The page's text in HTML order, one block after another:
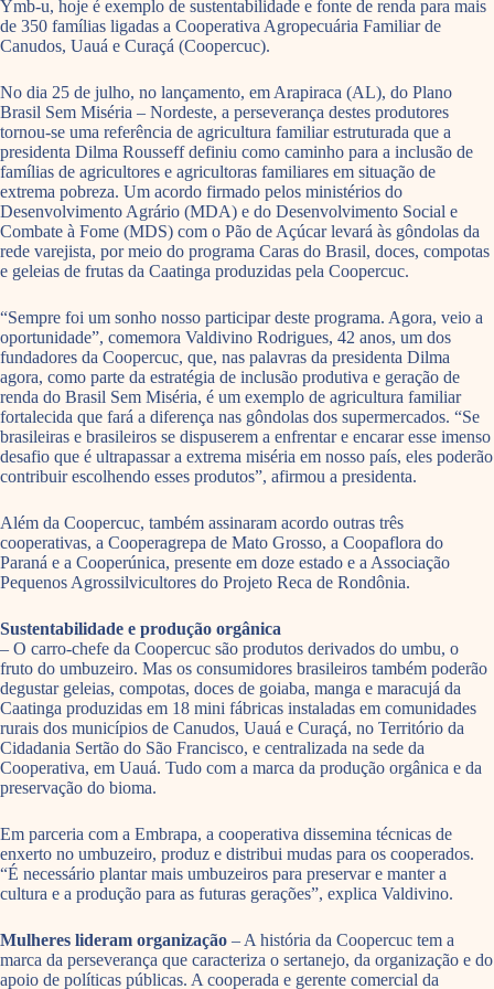
Ymb-u, hoje é exemplo de sustentabilidade e fonte de renda para mais
de 350 famílias ligadas a Cooperativa Agropecuária Familiar de
Canudos, Uauá e Curaçá (Coopercuc).
No dia 25 de julho, no lançamento, em Arapiraca (AL), do Plano
Brasil Sem Miséria – Nordeste, a perseverança destes produtores
tornou-se uma referência de agricultura familiar estruturada que a
presidenta Dilma Rousseff definiu como caminho para a inclusão de
famílias de agricultores e agricultoras familiares em situação de
extrema pobreza. Um acordo firmado pelos ministérios do
Desenvolvimento Agrário (MDA) e do Desenvolvimento Social e
Combate à Fome (MDS) com o Pão de Açúcar levará às gôndolas da
rede varejista, por meio do programa Caras do Brasil, doces, compotas
e geleias de frutas da Caatinga produzidas pela Coopercuc.
“Sempre foi um sonho nosso participar deste programa. Agora, veio a
oportunidade”, comemora Valdivino Rodrigues, 42 anos, um dos
fundadores da Coopercuc, que, nas palavras da presidenta Dilma
agora, como parte da estratégia de inclusão produtiva e geração de
renda do Brasil Sem Miséria, é um exemplo de agricultura familiar
fortalecida que fará a diferença nas gôndolas dos supermercados. “Se
brasileiras e brasileiros se dispuserem a enfrentar e encarar esse imenso
desafio que é ultrapassar a extrema miséria em nosso país, eles poderão
contribuir escolhendo esses produtos”, afirmou a presidenta.
Além da Coopercuc, também assinaram acordo outras três
cooperativas, a Cooperagrepa de Mato Grosso, a Coopaflora do
Paraná e a Cooperúnica, presente em doze estado e a Associação
Pequenos Agrossilvicultores do Projeto Reca de Rondônia.
Sustentabilidade e produção orgânica
– O carro-chefe da Coopercuc são produtos derivados do umbu, o
fruto do umbuzeiro. Mas os consumidores brasileiros também poderão
degustar geleias, compotas, doces de goiaba, manga e maracujá da
Caatinga produzidas em 18 mini fábricas instaladas em comunidades
rurais dos municípios de Canudos, Uauá e Curaçá, no Território da
Cidadania Sertão do São Francisco, e centralizada na sede da
Cooperativa, em Uauá. Tudo com a marca da produção orgânica e da
preservação do bioma.
Em parceria com a Embrapa, a cooperativa dissemina técnicas de
enxerto no umbuzeiro, produz e distribui mudas para os cooperados.
“É necessário plantar mais umbuzeiros para preservar e manter a
cultura e a produção para as futuras gerações”, explica Valdivino.
Mulheres lideram organização – A história da Coopercuc tem a
marca da perseverança que caracteriza o sertanejo, da organização e do
apoio de políticas públicas. A cooperada e gerente comercial da